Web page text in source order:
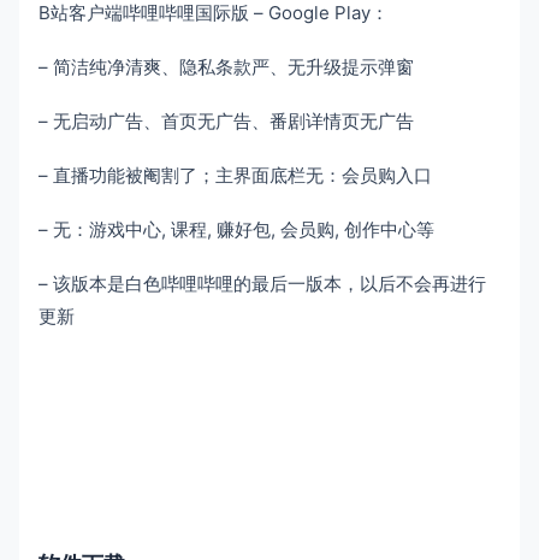
B站客户端哔哩哔哩国际版 – Google Play：
– 简洁纯净清爽、隐私条款严、无升级提示弹窗
– 无启动广告、首页无广告、番剧详情页无广告
– 直播功能被阉割了；主界面底栏无：会员购入口
– 无：游戏中心, 课程, 赚好包, 会员购, 创作中心等
– 该版本是白色哔哩哔哩的最后一版本，以后不会再进行
更新